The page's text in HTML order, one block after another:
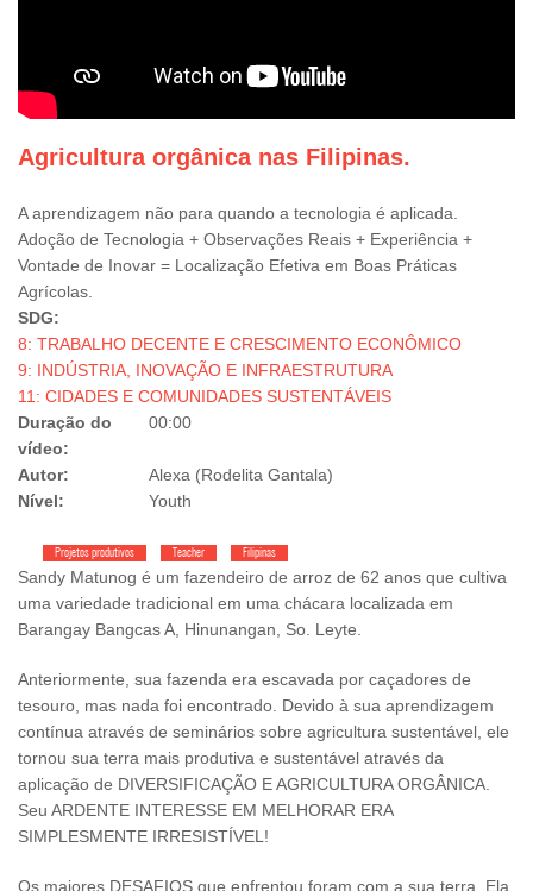
Agricultura orgânica nas Filipinas.
A aprendizagem não para quando a tecnologia é aplicada.
Adoção de Tecnologia + Observações Reais + Experiência +
Vontade de Inovar = Localização Efetiva em Boas Práticas
Agrícolas.
SDG:
8: TRABALHO DECENTE E CRESCIMENTO ECONÔMICO
9: INDÚSTRIA, INOVAÇÃO E INFRAESTRUTURA
11: CIDADES E COMUNIDADES SUSTENTÁVEIS
Duração do
vídeo:
00:00
Autor:
Alexa (Rodelita Gantala)
Nível:
Youth
Projetos produtivos Teacher Filipinas
Sandy Matunog é um fazendeiro de arroz de 62 anos que cultiva
uma variedade tradicional em uma chácara localizada em
Barangay Bangcas A, Hinunangan, So. Leyte.
Anteriormente, sua fazenda era escavada por caçadores de
tesouro, mas nada foi encontrado. Devido à sua aprendizagem
contínua através de seminários sobre agricultura sustentável, ele
tornou sua terra mais produtiva e sustentável através da
aplicação de DIVERSIFICAÇÃO E AGRICULTURA ORGÂNICA.
Seu ARDENTE INTERESSE EM MELHORAR ERA
SIMPLESMENTE IRRESISTÍVEL!
Os maiores DESAFIOS que enfrentou foram com a sua terra. Ela